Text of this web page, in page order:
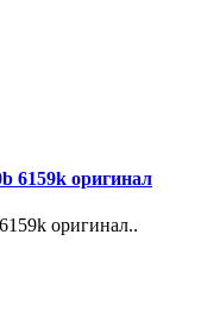
6159k оригинал
оригинал..